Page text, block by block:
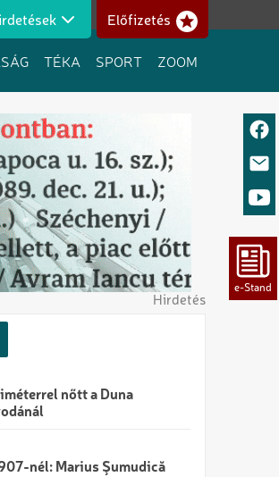
fiók menüjeElőfizetés
TÉKA SPORT ZOOM
Hirdetés
nőtt a Duna
nél: Marius Şumudică